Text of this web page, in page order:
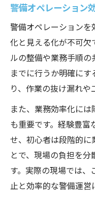
警備員の年
理不尽な警
働きやすさを実
警備現場で
介
理不尽な警
説
警備員同士
警備現場の
ウ
警備オペレーション
警備オペレーション
化と見える化が不可欠
ルの整備や業務手順
までに行うか明確に
り、作業の抜け漏れや
また、業務効率化に
も重要です。経験豊
せ、初心者は段階的に
とで、現場の負担を
す。実際の現場では
止と効率的な警備運営